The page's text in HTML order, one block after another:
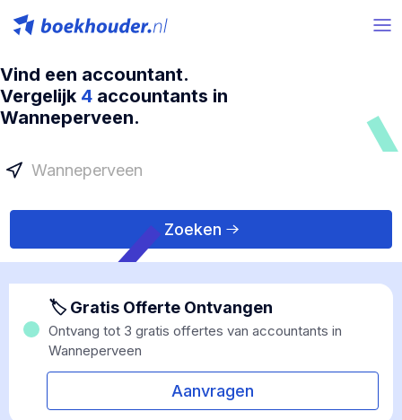
Vind een accountant.
Vergelijk 4 accountants in
Wanneperveen.
Zoeken
🏷 Gratis Offerte Ontvangen
Ontvang tot 3 gratis offertes van accountants in
Wanneperveen
Aanvragen